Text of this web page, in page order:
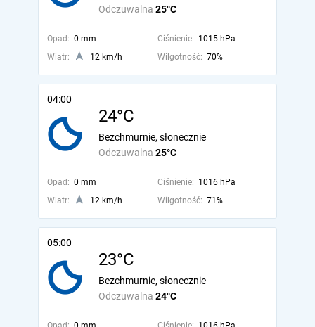
Odczuwalna 25°C
Opad: 0 mm Ciśnienie: 1015 hPa
Wiatr:
12 km/h Wilgotność: 70%
04:00
24°C
Odczuwalna 25°C
Bezchmurnie, słonecznie
Opad: 0 mm Ciśnienie: 1016 hPa
Wiatr:
12 km/h Wilgotność: 71%
05:00
23°C
Odczuwalna 24°C
Bezchmurnie, słonecznie